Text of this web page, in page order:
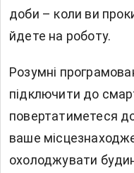
доби – коли ви
йдете на роботу.
Розумні
підключити до
повертатиметеся
ваше
охолоджувати